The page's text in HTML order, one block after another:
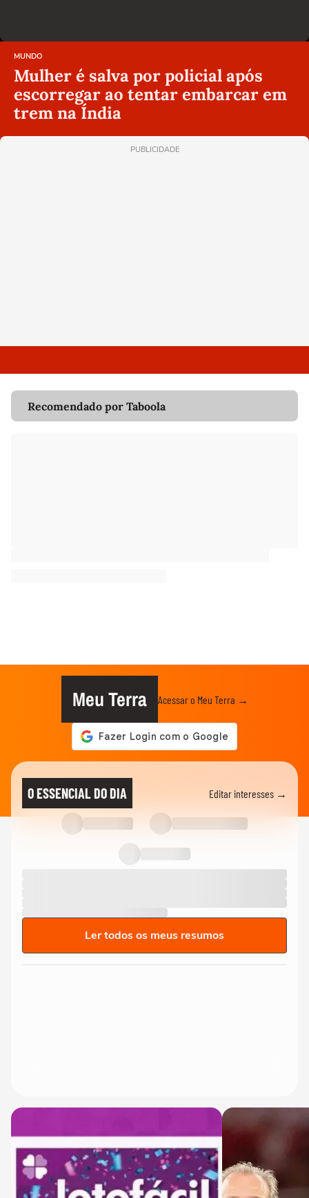
MUNDO
Mulher é salva por policial após
escorregar ao tentar embarcar em
trem na Índia
PUBLICIDADE
Recomendado por Taboola
Meu Terra Acessar o Meu Terra →
O ESSENCIAL DO DIA Editar interesses →
Ler todos os meus resumos